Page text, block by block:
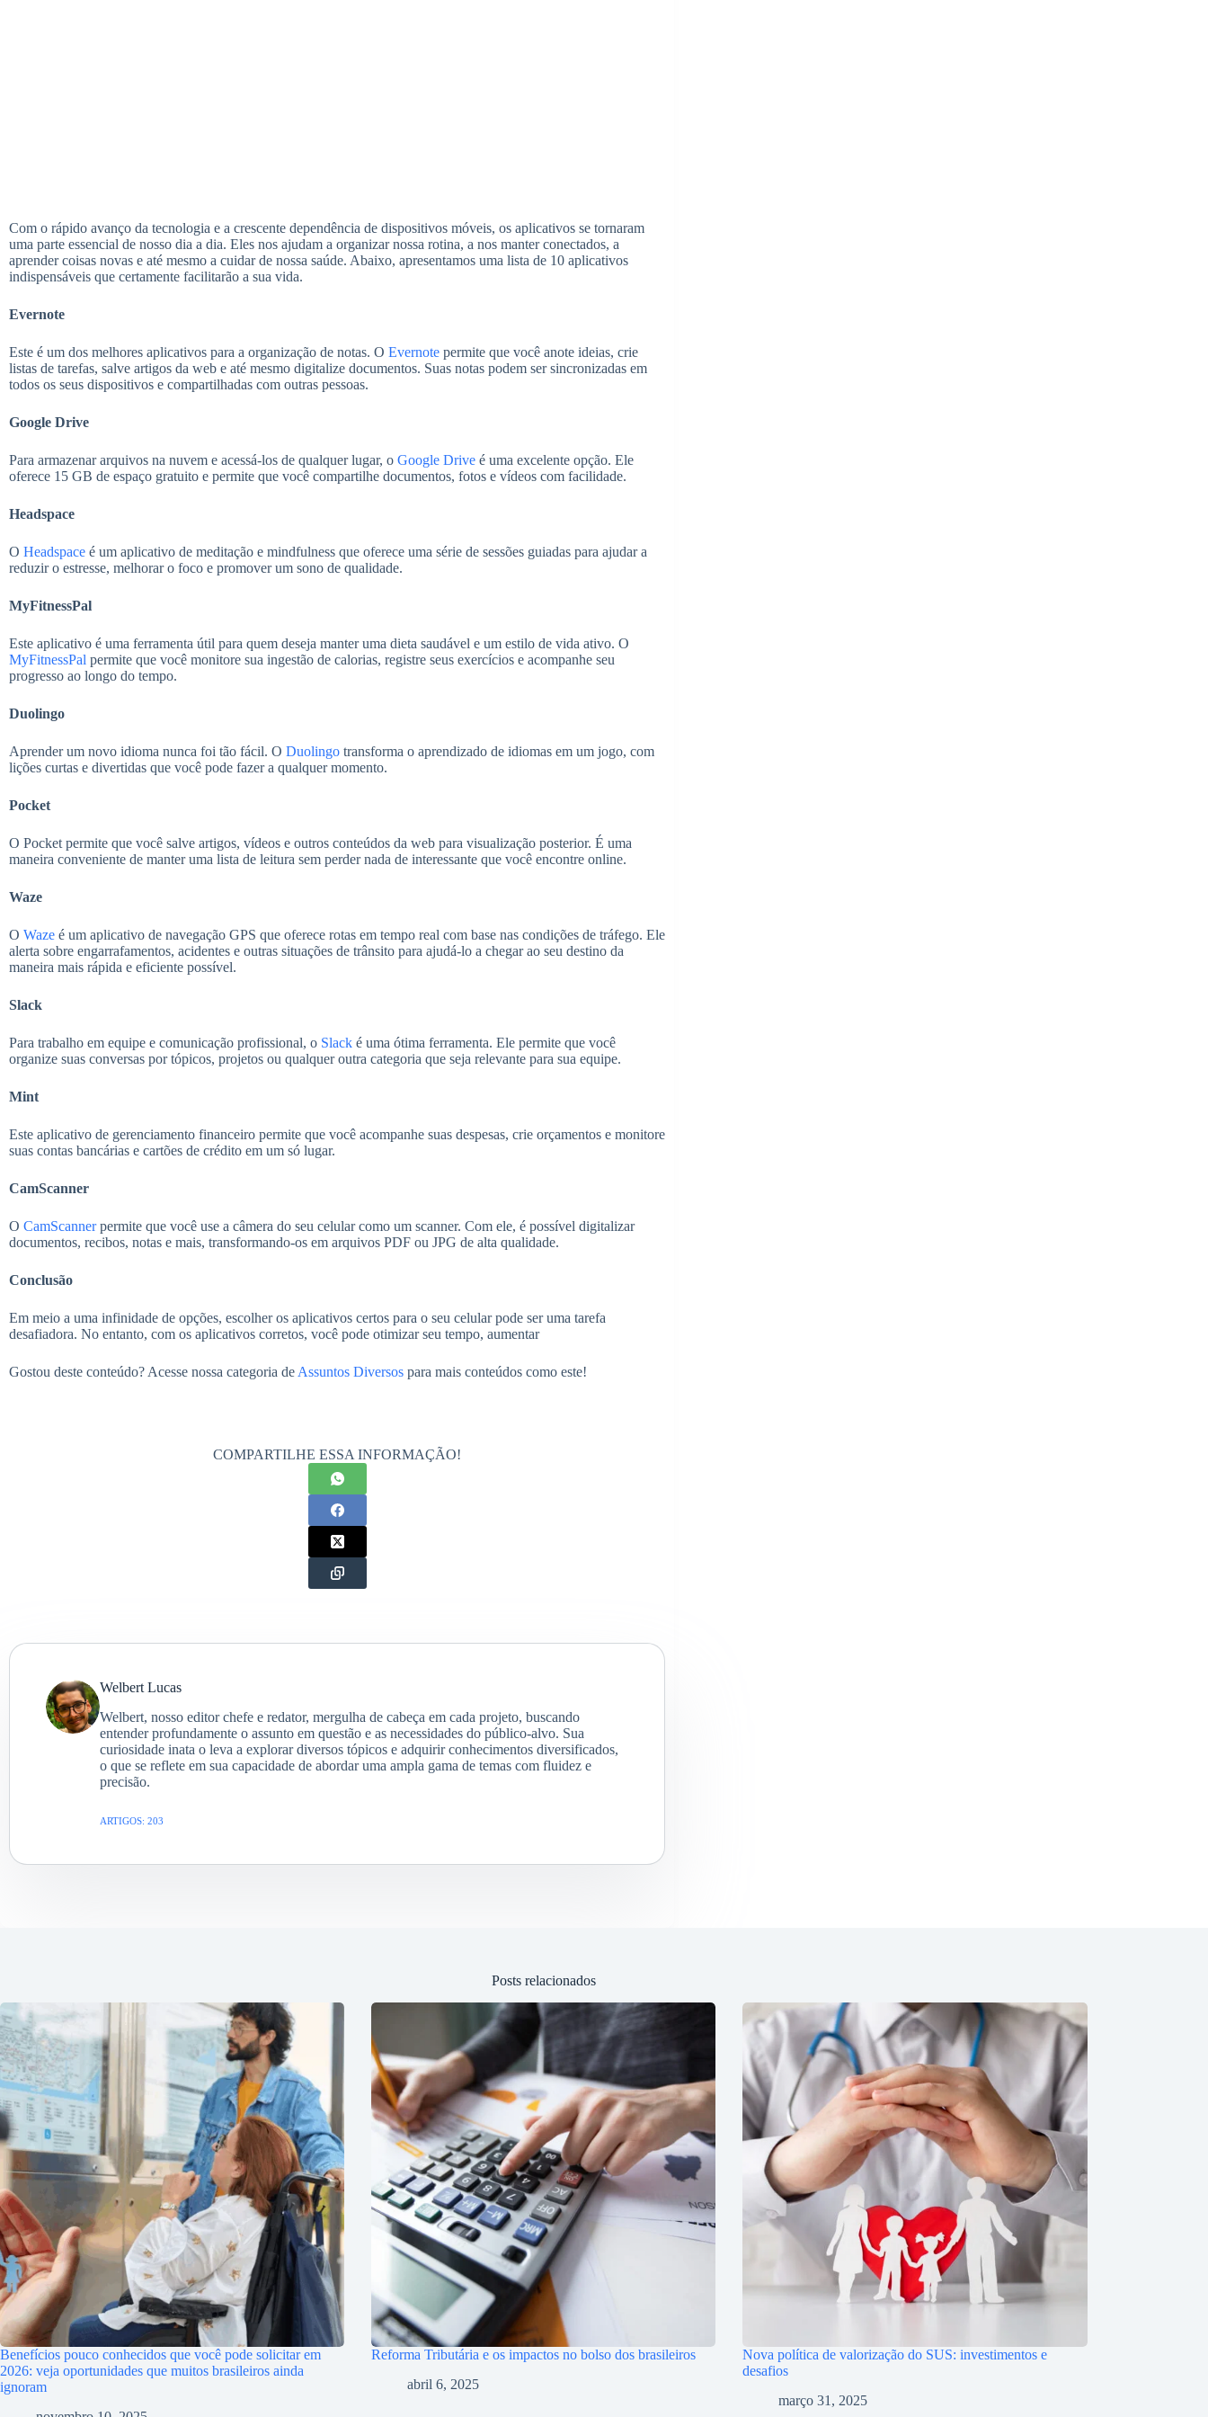
Com o rápido avanço da tecnologia e a crescente dependência de dispositivos móveis, os aplicativos se tornaram
uma parte essencial de nosso dia a dia. Eles nos ajudam a organizar nossa rotina, a nos manter conectados, a
aprender coisas novas e até mesmo a cuidar de nossa saúde. Abaixo, apresentamos uma lista de 10 aplicativos
indispensáveis que certamente facilitarão a sua vida.
Evernote
Este é um dos melhores aplicativos para a organização de notas. O Evernote permite que você anote ideias, crie
listas de tarefas, salve artigos da web e até mesmo digitalize documentos. Suas notas podem ser sincronizadas em
todos os seus dispositivos e compartilhadas com outras pessoas.
Google Drive
Para armazenar arquivos na nuvem e acessá-los de qualquer lugar, o Google Drive é uma excelente opção. Ele
oferece 15 GB de espaço gratuito e permite que você compartilhe documentos, fotos e vídeos com facilidade.
Headspace
O Headspace é um aplicativo de meditação e mindfulness que oferece uma série de sessões guiadas para ajudar a
reduzir o estresse, melhorar o foco e promover um sono de qualidade.
MyFitnessPal
Este aplicativo é uma ferramenta útil para quem deseja manter uma dieta saudável e um estilo de vida ativo. O
MyFitnessPal permite que você monitore sua ingestão de calorias, registre seus exercícios e acompanhe seu
progresso ao longo do tempo.
Duolingo
Aprender um novo idioma nunca foi tão fácil. O Duolingo transforma o aprendizado de idiomas em um jogo, com
lições curtas e divertidas que você pode fazer a qualquer momento.
Pocket
O Pocket permite que você salve artigos, vídeos e outros conteúdos da web para visualização posterior. É uma
maneira conveniente de manter uma lista de leitura sem perder nada de interessante que você encontre online.
Waze
O Waze é um aplicativo de navegação GPS que oferece rotas em tempo real com base nas condições de tráfego. Ele
alerta sobre engarrafamentos, acidentes e outras situações de trânsito para ajudá-lo a chegar ao seu destino da
maneira mais rápida e eficiente possível.
Slack
Para trabalho em equipe e comunicação profissional, o Slack é uma ótima ferramenta. Ele permite que você
organize suas conversas por tópicos, projetos ou qualquer outra categoria que seja relevante para sua equipe.
Mint
Este aplicativo de gerenciamento financeiro permite que você acompanhe suas despesas, crie orçamentos e monitore
suas contas bancárias e cartões de crédito em um só lugar.
CamScanner
O CamScannerpermite que você use a câmera do seu celular como um scanner. Com ele, é possível digitalizar
documentos, recibos, notas e mais, transformando-os em arquivos PDF ou JPG de alta qualidade.
Conclusão
Em meio a uma infinidade de opções, escolher os aplicativos certos para o seu celular pode ser uma tarefa
desafiadora. No entanto, com os aplicativos corretos, você pode otimizar seu tempo, aumentar
Gostou deste conteúdo? Acesse nossa categoria de Assuntos Diversos para mais conteúdos como este!
COMPARTILHE ESSA INFORMAÇÃO!
Welbert Lucas
Welbert, nosso editor chefe e redator, mergulha de cabeça em cada projeto, buscando
entender profundamente o assunto em questão e as necessidades do público-alvo. Sua
curiosidade inata o leva a explorar diversos tópicos e adquirir conhecimentos diversificados,
o que se reflete em sua capacidade de abordar uma ampla gama de temas com fluidez e
precisão.
ARTIGOS: 203
Posts relacionados
Benefícios pouco conhecidos que você pode solicitar em
2026: veja oportunidades que muitos brasileiros ainda
ignoram
Reforma Tributária e os impactos no bolso dos brasileiros
abril 6, 2025
Nova política de valorização do SUS: investimentos e
desafios
março 31, 2025